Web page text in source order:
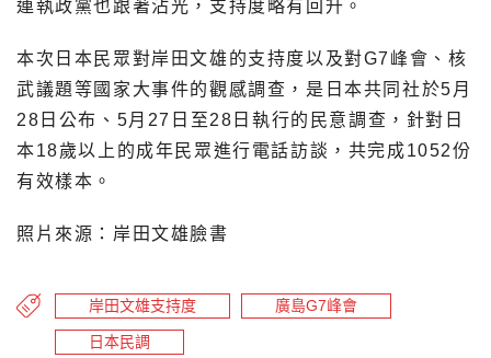
連執政黨也跟著沾光，支持度略有回升。
本次日本民眾對岸田文雄的支持度以及對G7峰會、核
武議題等國家大事件的觀感調查，是日本共同社於5月
28日公布、5月27日至28日執行的民意調查，針對日
本18歲以上的成年民眾進行電話訪談，共完成1052份
有效樣本。
照片來源：岸田文雄臉書
岸田文雄支持度 廣島G7峰會
日本民調